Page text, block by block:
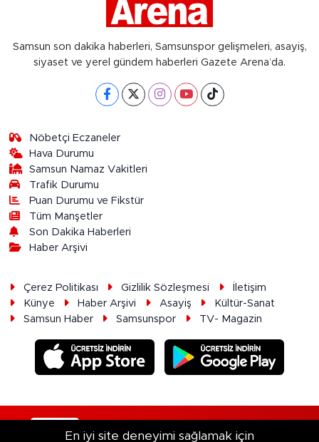
Samsun son dakika haberleri, Samsunspor gelişmeleri, asayiş,
siyaset ve yerel gündem haberleri Gazete Arena’da.
Nöbetçi Eczaneler
Hava Durumu
Samsun Namaz Vakitleri
Trafik Durumu
Puan Durumu ve Fikstür
Tüm Manşetler
Son Dakika Haberleri
Haber Arşivi
Çerez Politikası Gizlilik Sözleşmesi
İletişim
Künye
Haber Arşivi Asayiş
Kültür-Sanat
Samsun Haber
Samsunspor TV- Magazin
En iyi site deneyimi sağlamak için